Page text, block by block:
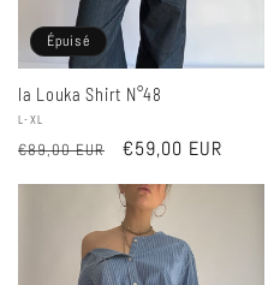
Épuisé
la Louka Shirt N°48
Fournisseur :
L-XL
Prix
€89,00 EUR
Prix
€59,00 EUR